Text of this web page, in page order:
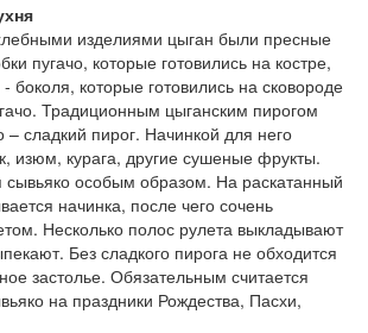
изделиями цыган были пресные
пугачо, которые готовились на костре,
боколя, которые готовились на сковороде
Традиционным цыганским пирогом
– сладкий пирог. Начинкой для него
изюм, курага, другие сушеные фрукты.
сывьяко особым образом. На раскатанный
начинка, после чего сочень
Несколько полос рулета выкладывают
Без сладкого пирога не обходится
застолье. Обязательным считается
на праздники Рождества, Пасхи,